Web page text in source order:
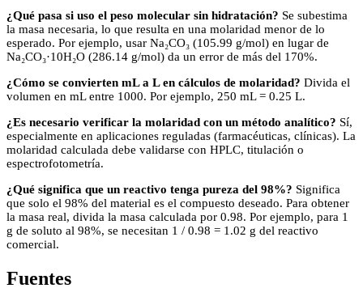
¿Qué pasa si uso el peso molecular sin hidratación? Se subestima
la masa necesaria, lo que resulta en una molaridad menor de lo
esperado. Por ejemplo, usar Na₂CO₃ (105.99 g/mol) en lugar de
Na₂CO₃·10H₂O (286.14 g/mol) da un error de más del 170%.
¿Cómo se convierten mL a L en cálculos de molaridad? Divida el
volumen en mL entre 1000. Por ejemplo, 250 mL = 0.25 L.
¿Es necesario verificar la molaridad con un método analítico? Sí,
especialmente en aplicaciones reguladas (farmacéuticas, clínicas). La
molaridad calculada debe validarse con HPLC, titulación o
espectrofotometría.
¿Qué significa que un reactivo tenga pureza del 98%? Significa
que solo el 98% del material es el compuesto deseado. Para obtener
la masa real, divida la masa calculada por 0.98. Por ejemplo, para 1
g de soluto al 98%, se necesitan 1 / 0.98 = 1.02 g del reactivo
comercial.
Fuentes